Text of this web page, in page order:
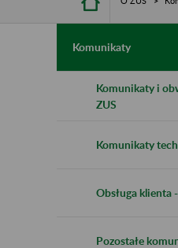
Komunikaty
Komunikaty i
ZUS
Komunikaty
Obsługa klienta
Pozostałe